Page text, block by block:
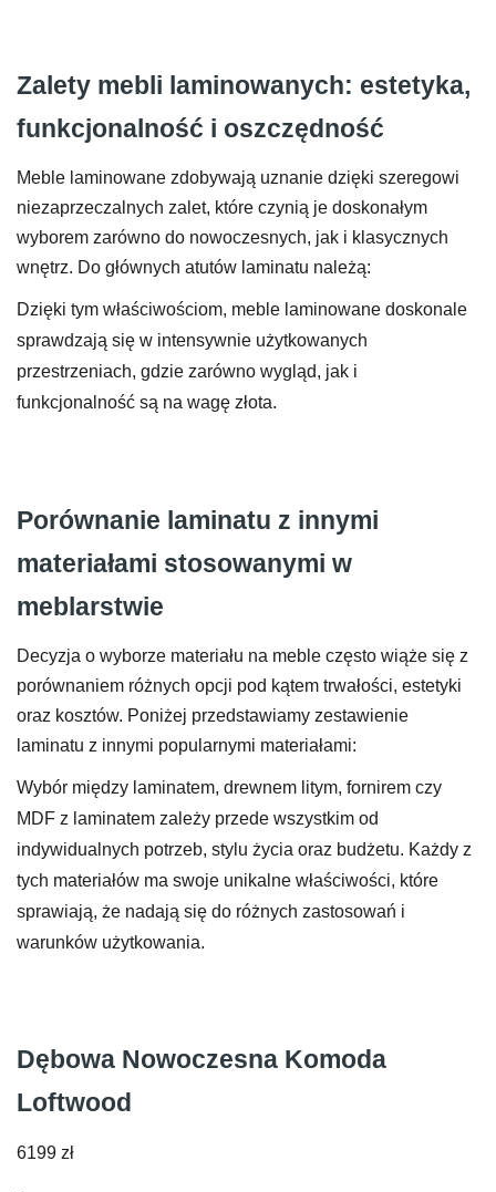
do
850 zł
Zalety mebli laminowanych: estetyka,
funkcjonalność i oszczędność
Meble laminowane zdobywają uznanie dzięki szeregowi
niezaprzeczalnych zalet, które czynią je doskonałym
wyborem zarówno do nowoczesnych, jak i klasycznych
wnętrz. Do głównych atutów laminatu należą:
Dzięki tym właściwościom, meble laminowane doskonale
sprawdzają się w intensywnie użytkowanych
przestrzeniach, gdzie zarówno wygląd, jak i
funkcjonalność są na wagę złota.
Porównanie laminatu z innymi
materiałami stosowanymi w
meblarstwie
Decyzja o wyborze materiału na meble często wiąże się z
porównaniem różnych opcji pod kątem trwałości, estetyki
oraz kosztów. Poniżej przedstawiamy zestawienie
laminatu z innymi popularnymi materiałami:
Wybór między laminatem, drewnem litym, fornirem czy
MDF z laminatem zależy przede wszystkim od
indywidualnych potrzeb, stylu życia oraz budżetu. Każdy z
tych materiałów ma swoje unikalne właściwości, które
sprawiają, że nadają się do różnych zastosowań i
warunków użytkowania.
Dębowa Nowoczesna Komoda
Loftwood
6199 zł